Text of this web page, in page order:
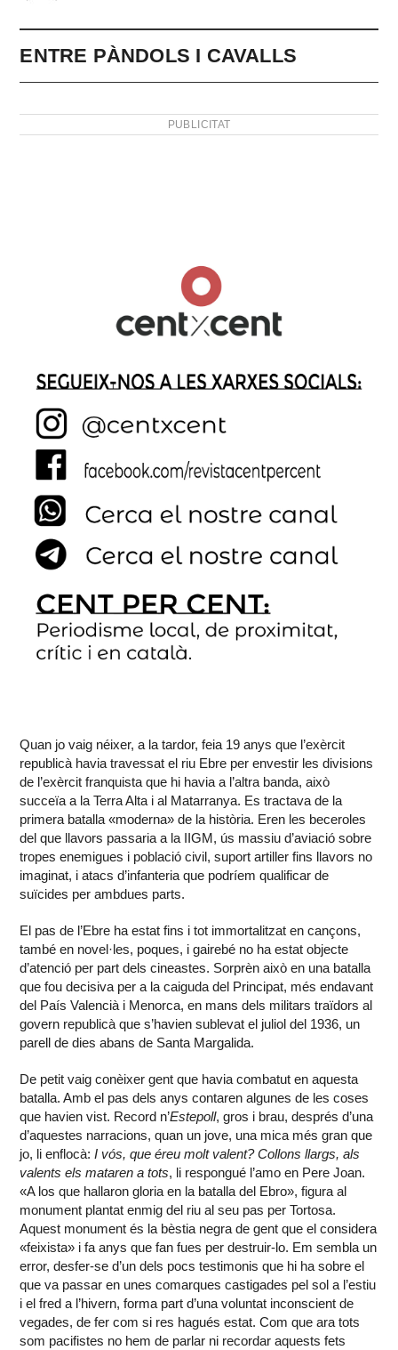
ENTRE PÀNDOLS I CAVALLS
PUBLICITAT
Quan jo vaig néixer, a la tardor, feia 19 anys que l’exèrcit
republicà havia travessat el riu Ebre per envestir les divisions
de l’exèrcit franquista que hi havia a l’altra banda, això
succeïa a la Terra Alta i al Matarranya. Es tractava de la
primera batalla «moderna» de la història. Eren les beceroles
del que llavors passaria a la IIGM, ús massiu d’aviació sobre
tropes enemigues i població civil, suport artiller fins llavors no
imaginat, i atacs d’infanteria que podríem qualificar de
suïcides per ambdues parts.
El pas de l’Ebre ha estat fins i tot immortalitzat en cançons,
també en novel·les, poques, i gairebé no ha estat objecte
d’atenció per part dels cineastes. Sorprèn això en una batalla
que fou decisiva per a la caiguda del Principat, més endavant
del País Valencià i Menorca, en mans dels militars traïdors al
govern republicà que s’havien sublevat el juliol del 1936, un
parell de dies abans de Santa Margalida.
De petit vaig conèixer gent que havia combatut en aquesta
batalla. Amb el pas dels anys contaren algunes de les coses
que havien vist. Record n’Estepoll, gros i brau, després d’una
d’aquestes narracions, quan un jove, una mica més gran que
jo, li enflocà:I vós, que éreu molt valent? Collons llargs, als
valents els mataren a tots, li respongué l’amo en Pere Joan.
«A los que hallaron gloria en la batalla del Ebro», figura al
monument plantat enmig del riu al seu pas per Tortosa.
Aquest monument és la bèstia negra de gent que el considera
«feixista» i fa anys que fan fues per destruir-lo. Em sembla un
error, desfer-se d’un dels pocs testimonis que hi ha sobre el
que va passar en unes comarques castigades pel sol a l’estiu
i el fred a l’hivern, forma part d’una voluntat inconscient de
vegades, de fer com si res hagués estat. Com que ara tots
som pacifistes no hem de parlar ni recordar aquests fets